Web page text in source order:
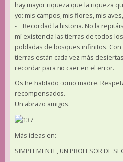
hay mayor riqueza que la riqueza
yo: mis campos, mis flores, mis
- Recordad la historia. No la
mí existencia las tierras de todos
pobladas de bosques infinitos. Con
tierras están cada vez más
recordar para no caer en el error.
Os he hablado como madre.
recompensados.
Un abrazo amigos.
Más ideas en:
SIMPLEMENTE, UN PROFESOR DE